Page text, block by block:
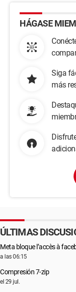
HÁGASE
Siga
más
ÚLTIMAS
Meta bloque l’accès à
a las 06:15
Compresión 7-zip
el 29 jul.